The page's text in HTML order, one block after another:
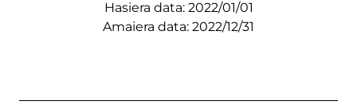
Hasiera data: 2022/01/01
Amaiera data: 2022/12/31